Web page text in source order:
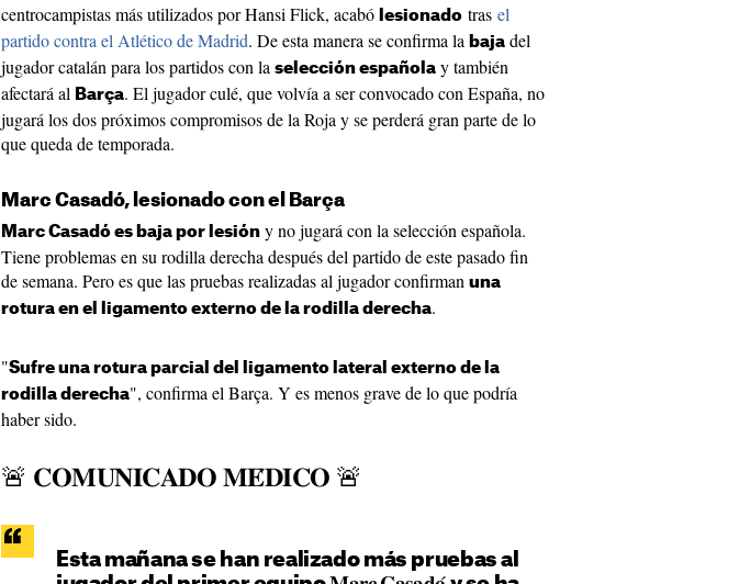
centrocampistas más utilizados por Hansi Flick, acabó lesionado tras el
partido contra el Atlético de Madrid. De esta manera se confirma la baja del
jugador catalán para los partidos con la selección española y también
afectará al Barça. El jugador culé, que volvía a ser convocado con España, no
jugará los dos próximos compromisos de la Roja y se perderá gran parte de lo
que queda de temporada.
Marc Casadó, lesionado con el Barça
Marc Casadó es baja por lesión y no jugará con la selección española.
Tiene problemas en su rodilla derecha después del partido de este pasado fin
de semana. Pero es que las pruebas realizadas al jugador confirman una
rotura en el ligamento externo de la rodilla derecha.
"Sufre una rotura parcial del ligamento lateral externo de la
rodilla derecha", confirma el Barça. Y es menos grave de lo que podría
haber sido.
🚨 𝐂𝐎𝐌𝐔𝐍𝐈𝐂𝐀𝐃𝐎 𝐌𝐄́𝐃𝐈𝐂𝐎 🚨
Esta mañana se han realizado más pruebas al